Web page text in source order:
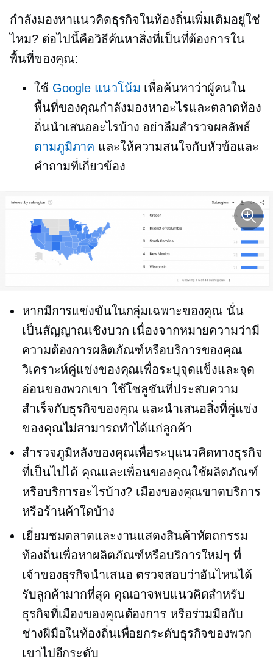
กำลังมองหาแนวคิดธุรกิจในท้องถิ่นเพิ่มเติมอยู่ใช่
ไหม? ต่อไปนี้คือวิธีค้นหาสิ่งที่เป็นที่ต้องการใน
พื้นที่ของคุณ:
ใช้ Google แนวโน้ม เพื่อค้นหาว่าผู้คนใน
พื้นที่ของคุณกำลังมองหาอะไรและตลาดท้อง
ถิ่นนำเสนออะไรบ้าง อย่าลืมสำรวจผลลัพธ์
ตามภูมิภาค และให้ความสนใจกับหัวข้อและ
คำถามที่เกี่ยวข้อง
หากมีการแข่งขันในกลุ่มเฉพาะของคุณ นั่น
เป็นสัญญาณเชิงบวก เนื่องจากหมายความว่ามี
ความต้องการผลิตภัณฑ์หรือบริการของคุณ
วิเคราะห์คู่แข่งของคุณเพื่อระบุจุดแข็งและจุด
อ่อนของพวกเขา ใช้โซลูชันที่ประสบความ
สำเร็จกับธุรกิจของคุณ และนำเสนอสิ่งที่คู่แข่ง
ของคุณไม่สามารถทำได้แก่ลูกค้า
สำรวจภูมิหลังของคุณเพื่อระบุแนวคิดทางธุรกิจ
ที่เป็นไปได้ คุณและเพื่อนของคุณใช้ผลิตภัณฑ์
หรือบริการอะไรบ้าง? เมืองของคุณขาดบริการ
หรือร้านค้าใดบ้าง
เยี่ยมชมตลาดและงานแสดงสินค้าหัตถกรรม
ท้องถิ่นเพื่อหาผลิตภัณฑ์หรือบริการใหม่ๆ ที่
เจ้าของธุรกิจนำเสนอ ตรวจสอบว่าอันไหนได้
รับลูกค้ามากที่สุด คุณอาจพบแนวคิดสำหรับ
ธุรกิจที่เมืองของคุณต้องการ หรือร่วมมือกับ
ช่างฝีมือในท้องถิ่นเพื่อยกระดับธุรกิจของพวก
เขาไปอีกระดับ